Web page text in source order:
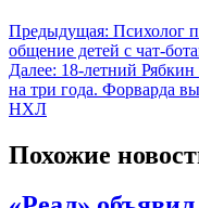
Предыдущая: Психолог
общение детей с чат-
Далее: 18-летний
на три года. Форварда
НХЛ
Похожие